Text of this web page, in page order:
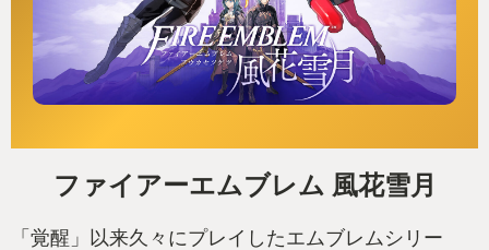
ファイアーエムブレム 風花雪月
「覚醒」以来久々にプレイしたエムブレムシリー